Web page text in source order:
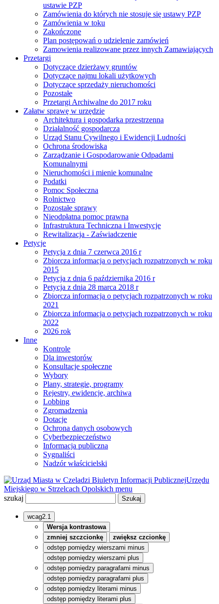
ustawie PZP
Zamówienia do których nie stosuje się ustawy PZP
Zamówienia w toku
Zakończone
Plan postępowań o udzielenie zamówień
Zamowienia realizowane przez innych Zamawiających
Przetargi
Dotyczące dzierżawy gruntów
Dotyczące najmu lokali użytkowych
Dotyczące sprzedaży nieruchomości
Pozostałe
Przetargi Archiwalne do 2017 roku
Załatw sprawę w urzędzie
Architektura i gospodarka przestrzenna
Działalność gospodarcza
Urząd Stanu Cywilnego i Ewidencji Ludności
Ochrona środowiska
Zarządzanie i Gospodarowanie Odpadami
Komunalnymi
Nieruchomości i mienie komunalne
Podatki
Pomoc Społeczna
Rolnictwo
Pozostałe sprawy
Nieodpłatna pomoc prawna
Infrastruktura Techniczna i Inwestycje
Rewitalizacja - Zaświadczenie
Petycje
Petycja z dnia 7 czerwca 2016 r
Zbiorcza informacja o petycjach rozpatrzonych w roku
2015
Petycja z dnia 6 października 2016 r
Petycja z dnia 28 marca 2018 r
Zbiorcza informacja o petycjach rozpatrzonych w roku
2021
Zbiorcza informacja o petycjach rozpatrzonych w roku
2022
2026 rok
Inne
Kontrole
Dla inwestorów
Konsultacje społeczne
Wybory
Plany, strategie, programy
Rejestry, ewidencje, archiwa
Lobbing
Zgromadzenia
Dotacje
Ochrona danych osobowych
Cyberbezpieczeństwo
Informacja publiczna
Sygnaliści
Nadzór właścicielski
Biuletyn Informacji PublicznejUrzędu
Miejskiego w Strzelcach Opolskich menu
szukaj
wcag2.1
Wersja kontrastowa
zmniej szczcionkę
zwiększ czcionkę
odstęp pomiędzy wierszami minus
odstęp pomiędzy wierszami plus
odstęp pomiędzy paragrafami minus
odstęp pomiędzy paragrafami plus
odstęp pomiędzy literami minus
odstęp pomiędzy literami plus